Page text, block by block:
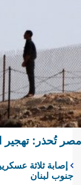
مصر تُحذر:
إصابة ثلاثة
جنوب لبنان